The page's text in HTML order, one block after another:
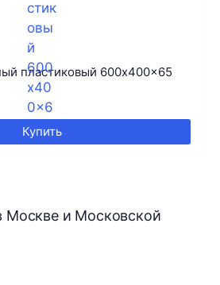
пластиковый 600x400x65
Купить
Москве и Московской